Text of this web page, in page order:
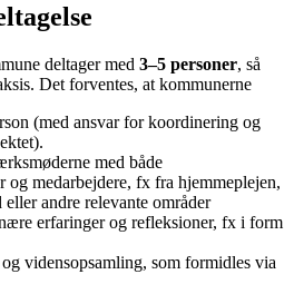
deltager med 3–5 personer, så
Det forventes, at kommunerne
(med ansvar for koordinering og
med både
og medarbejdere, fx fra hjemmeplejen,
andre relevante områder
erfaringer og refleksioner, fx i form
vidensopsamling, som formidles via